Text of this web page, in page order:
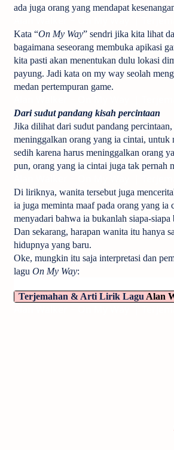
ada juga orang yang mendapat
Kata “On My Way” sendri jika kita lihat
bagaimana seseorang membuka apikasi
kita pasti akan menentukan dulu lokasi
payung. Jadi kata on my way seolah
medan pertempuran game.
Dari sudut pandang kisah percintaan
Jika dilihat dari sudut pandang
meninggalkan orang yang ia cintai, untuk
sedih karena harus meninggalkan orang
pun, orang yang ia cintai juga tak pernah
Di liriknya, wanita tersebut juga
ia juga meminta maaf pada orang yang ia
menyadari bahwa ia bukanlah siapa-
Dan sekarang, harapan wanita itu hanya
hidupnya yang baru.
Oke, mungkin itu saja interpretasi dan
lagu On My Way:
Terjemahan & Arti Lirik Lagu Alan